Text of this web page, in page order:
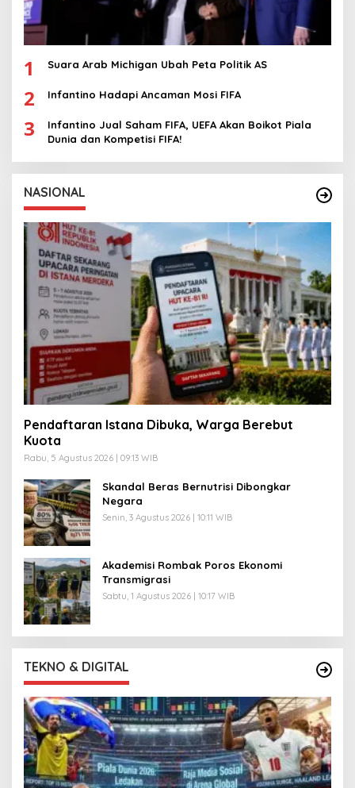
1 Suara Arab Michigan Ubah Peta Politik AS
2 Infantino Hadapi Ancaman Mosi FIFA
3
Infantino Jual Saham FIFA, UEFA Akan Boikot Piala
Dunia dan Kompetisi FIFA!
NASIONAL
Pendaftaran Istana Dibuka, Warga Berebut
Kuota
Rabu, 5 Agustus 2026 | 09:13 WIB
Skandal Beras Bernutrisi Dibongkar
Negara
Senin, 3 Agustus 2026 | 10:11 WIB
Akademisi Rombak Poros Ekonomi
Transmigrasi
Sabtu, 1 Agustus 2026 | 10:17 WIB
TEKNO & DIGITAL